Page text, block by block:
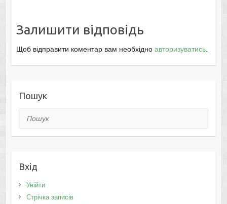
Залишити відповідь
Щоб відправити коментар вам необхідно авторизуватись.
Пошук
Пошук
Вхід
Увійти
Стрічка записів